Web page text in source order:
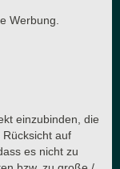
Werbung.
einzubinden, die
auf
es nicht zu